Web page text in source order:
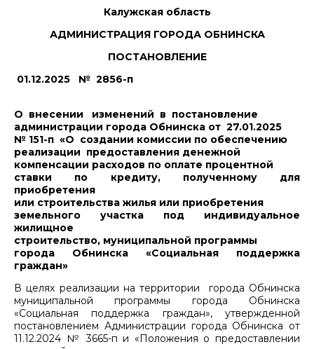
Калужская область
АДМИНИСТРАЦИЯ ГОРОДА ОБНИНСКА
ПОСТАНОВЛЕНИЕ
01.12.2025 № 2856-п
О внесении изменений в постановление
администрации города Обнинска от 27.01.2025
№ 151-п «О создании комиссии по обеспечению
реализации предоставления денежной
компенсации расходов по оплате процентной
ставки по кредиту, полученному для
приобретения
или строительства жилья или приобретения
земельного участка под индивидуальное
жилищное
строительство, муниципальной программы
города Обнинска «Социальная поддержка
граждан»
В целях реализации на территории города Обнинска
муниципальной программы города Обнинска
«Социальная поддержка граждан», утвержденной
постановлением Администрации города Обнинска от
11.12.2024 № 3665-п и «Положения о предоставлении